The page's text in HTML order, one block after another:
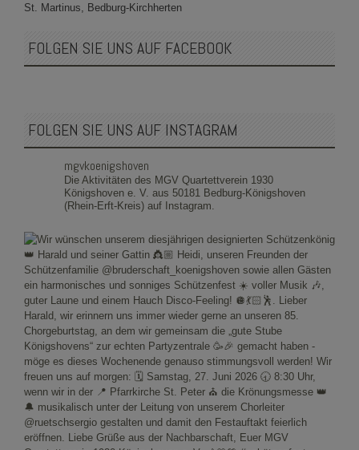
St. Martinus, Bedburg-Kirchherten
FOLGEN SIE UNS AUF FACEBOOK
FOLGEN SIE UNS AUF INSTAGRAM
mgvkoenigshoven
Die Aktivitäten des MGV Quartettverein 1930
Königshoven e. V. aus 50181 Bedburg-Königshoven
(Rhein-Erft-Kreis) auf Instagram.